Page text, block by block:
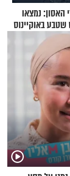
האסון: נמצאו
באוקיינוס